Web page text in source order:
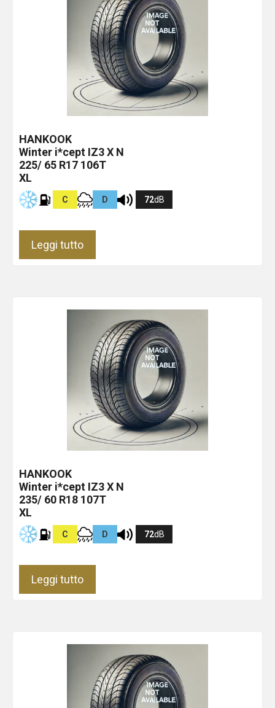
HANKOOK
Winter i*cept IZ3 X N
225/ 65 R17 106T
XL
C D 72dB
Leggi tutto
HANKOOK
Winter i*cept IZ3 X N
235/ 60 R18 107T
XL
C D 72dB
Leggi tutto